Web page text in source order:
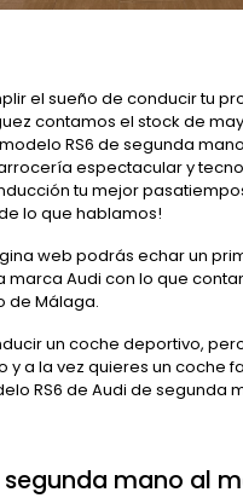
el sueño de conducir tu
contamos el stock de
RS6 de segunda
espectacular y
tu mejor
lo que hablamos!
web podrás echar un
marca Audi con lo que
de Málaga.
un coche deportivo,
y a la vez quieres un coche
RS6 de Audi de segunda
segunda mano al